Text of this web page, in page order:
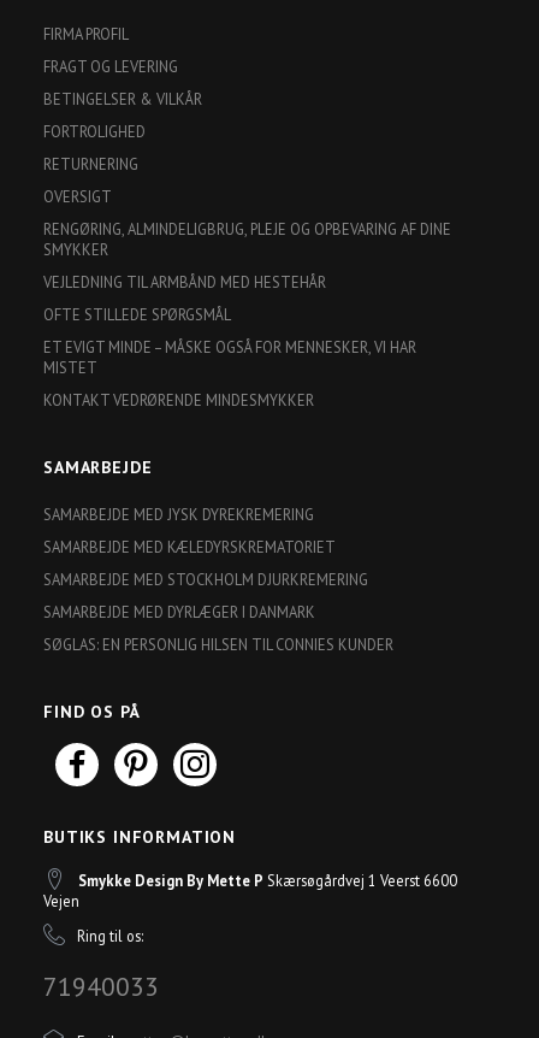
FIRMA PROFIL
FRAGT OG LEVERING
BETINGELSER & VILKÅR
FORTROLIGHED
RETURNERING
OVERSIGT
RENGØRING, ALMINDELIGBRUG, PLEJE OG OPBEVARING AF DINE
SMYKKER
VEJLEDNING TIL ARMBÅND MED HESTEHÅR
OFTE STILLEDE SPØRGSMÅL
ET EVIGT MINDE – MÅSKE OGSÅ FOR MENNESKER, VI HAR
MISTET
KONTAKT VEDRØRENDE MINDESMYKKER
SAMARBEJDE
SAMARBEJDE MED JYSK DYREKREMERING
SAMARBEJDE MED KÆLEDYRSKREMATORIET
SAMARBEJDE MED STOCKHOLM DJURKREMERING
SAMARBEJDE MED DYRLÆGER I DANMARK
SØGLAS: EN PERSONLIG HILSEN TIL CONNIES KUNDER
FIND OS PÅ
BUTIKS INFORMATION
Smykke Design By Mette P Skærsøgårdvej 1 Veerst 6600
Vejen
Ring til os:
71940033